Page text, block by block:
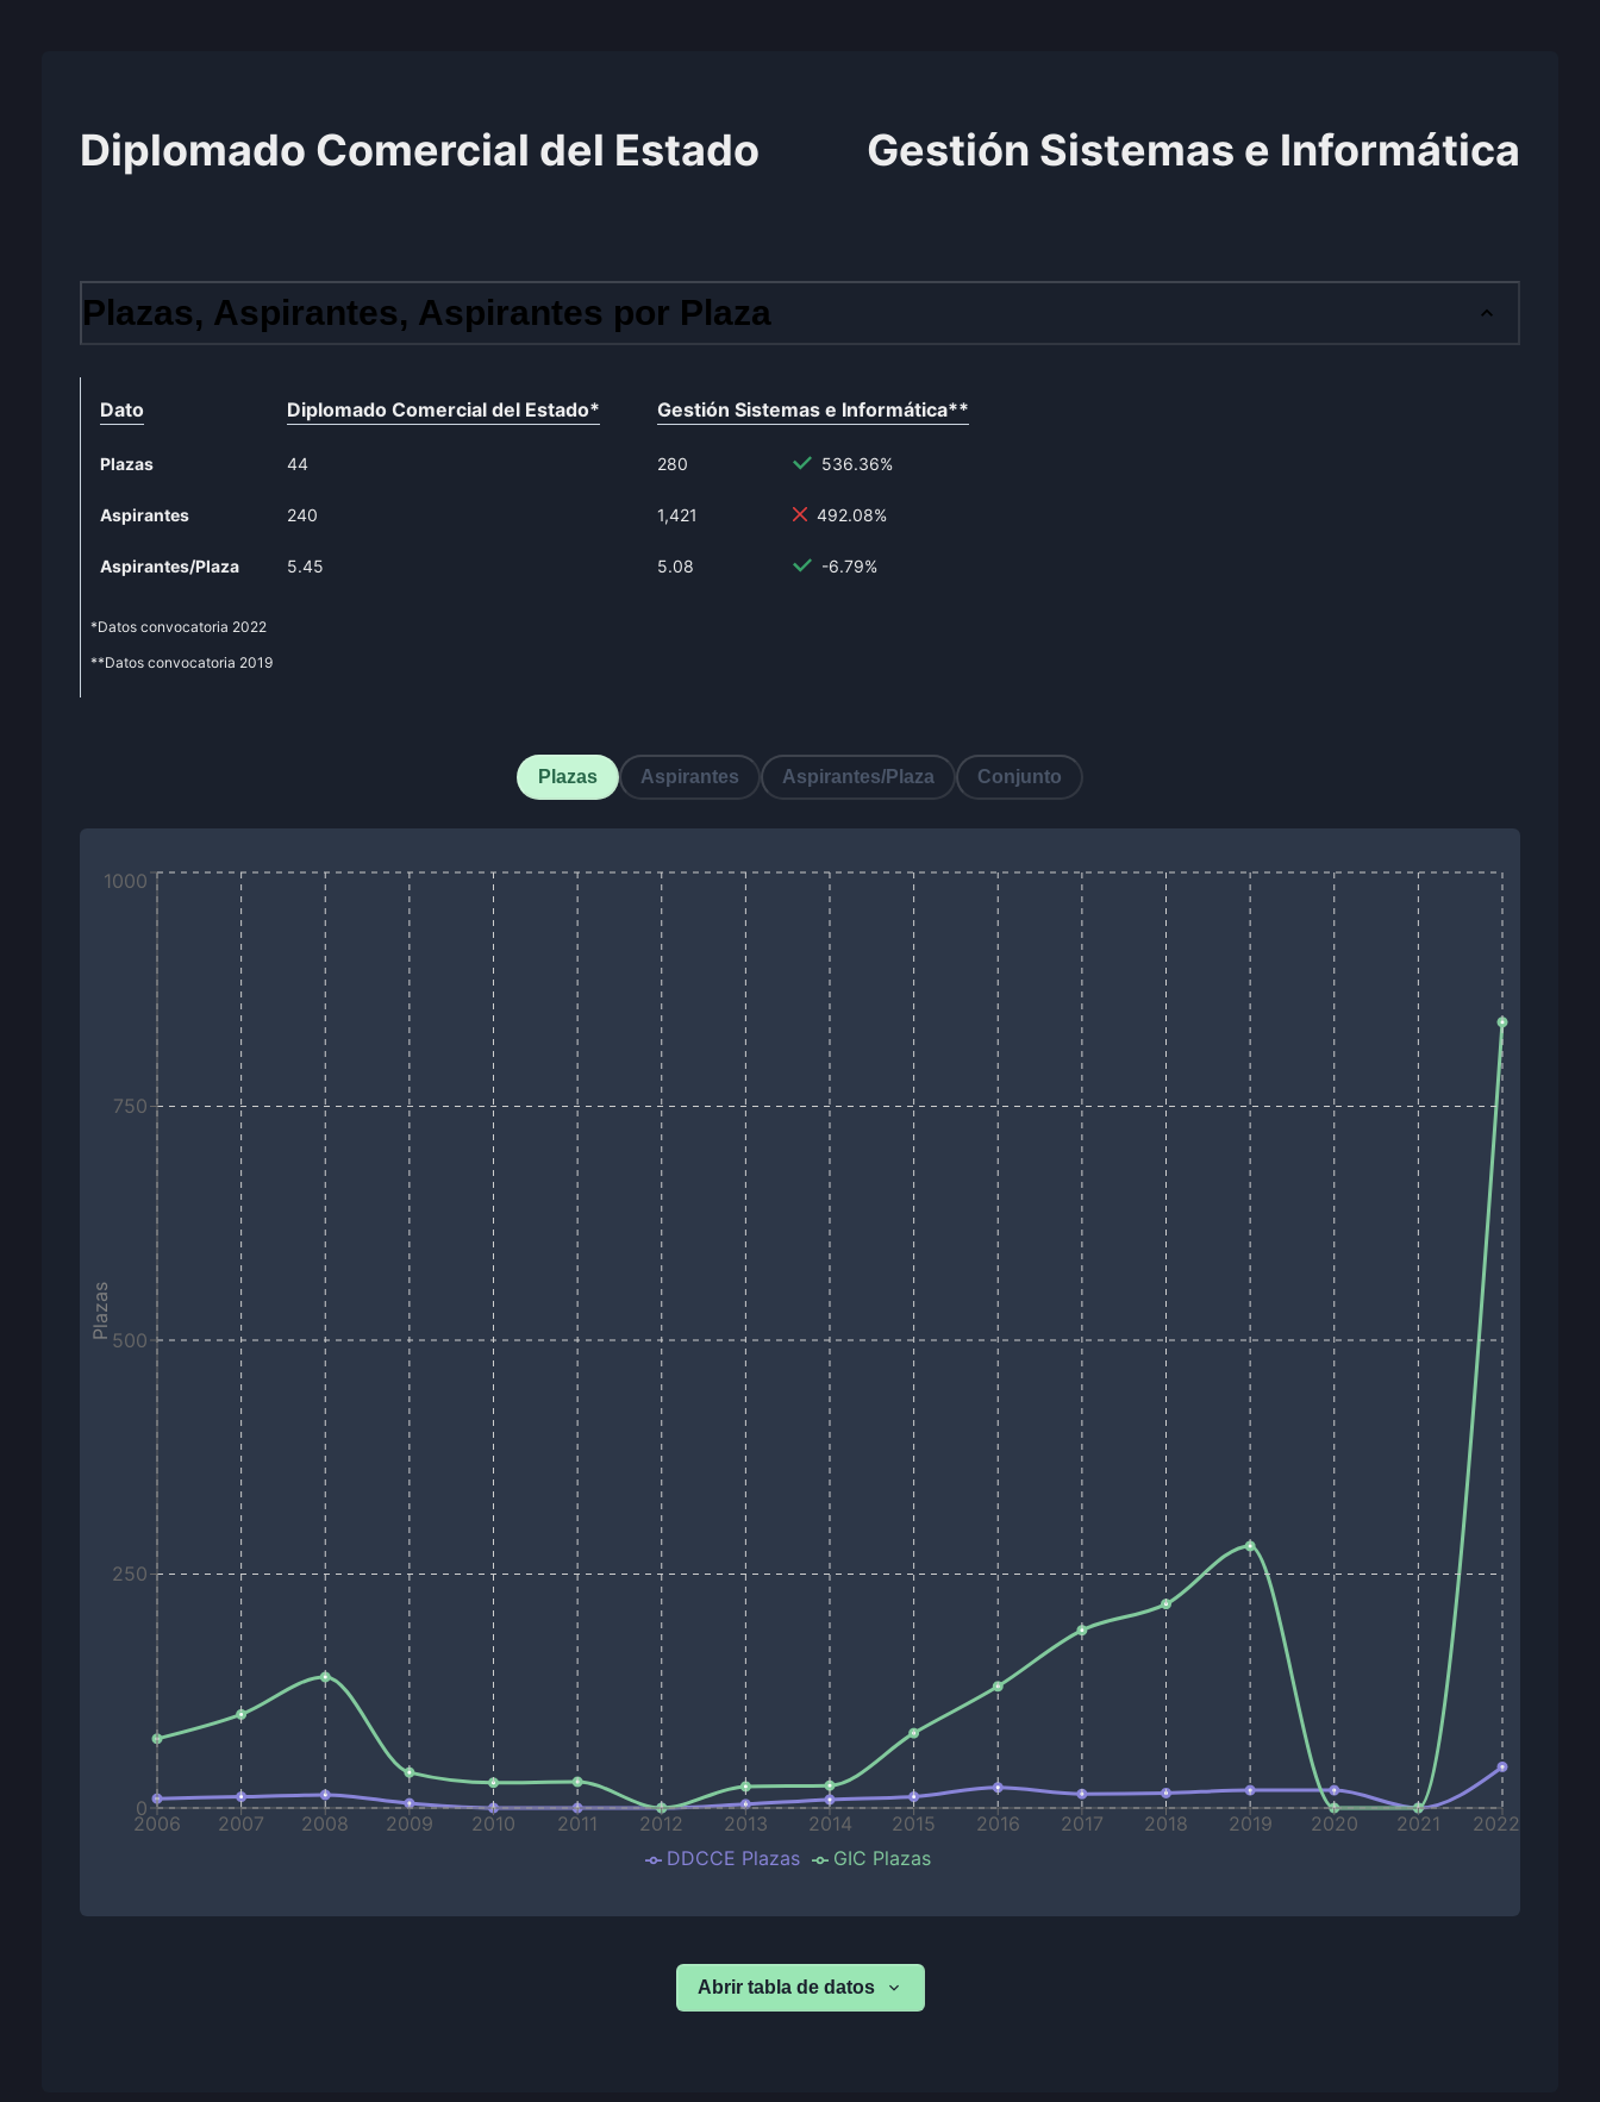
Diplomado Comercial del Estado Gestión Sistemas e Informática
Plazas, Aspirantes, Aspirantes por Plaza
Dato Diplomado Comercial del Estado*
Plazas 44
Aspirantes 240
Aspirantes/Plaza 5.45
Gestión Sistemas e Informática**
280 536.36%
1,421 492.08%
5.08 -6.79%
*Datos convocatoria 2022
**Datos convocatoria 2019
Plazas Aspirantes Aspirantes/Plaza Conjunto
2006 2007 2008 2009 2010 2011 2012 2013 2014 2015 2016 2017 2018 2019 2020 2021 2022
0
250
500
750
1000
Plazas
DDCCE Plazas GIC Plazas
Abrir tabla de datos